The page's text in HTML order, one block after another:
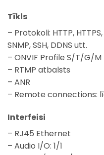
Tīkls
– Protokoli: HTTP,
SNMP, SSH, DDNS utt.
– ONVIF Profile S/T/G/M
– RTMP atbalsts
– ANR
– Remote connections:
Interfeisi
– RJ45 Ethernet
– Audio I/O: 1/1